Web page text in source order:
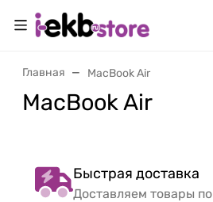
Главная MacBook Air
MacBook Air
Быстрая доставка
Доставляем товары по